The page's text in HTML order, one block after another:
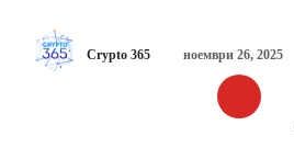
Crypto 365 ноември 26, 2025